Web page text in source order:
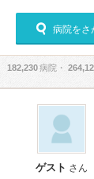
病院をさ
182,230病院・
ゲスト さん